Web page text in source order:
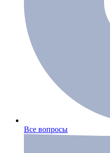
Все вопросы